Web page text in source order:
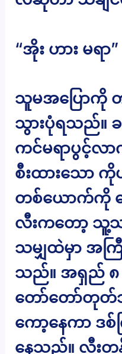
“အိုး ဟား မရာ”
သူမအပြောကို
သွားပုံရသည်။
ကင်မရာပွင့်လ
စီးထားသော
တစ်ယောက်ကို
လီးကတော့ သူ့
သမျှထဲမှာ အကြီ
သည်။ အရှည်
တော်တော်တုတ်
ကော့နေကာ ဒ
နေသည်။ လီးတ